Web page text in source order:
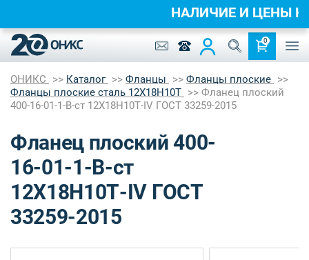
0
ОНИКС Каталог Фланцы
Фланцы плоские
Фланцы плоские сталь 12Х18Н10Т
Фланец плоский
400-16-01-1-B-ст 12Х18Н10Т-IV ГОСТ 33259-2015
Фланец плоский 400-
16-01-1-B-ст
12Х18Н10Т-IV ГОСТ
33259-2015
НАЛИЧИЕ И